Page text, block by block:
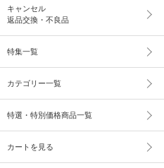
キャンセル
返品交換・不良品
特集一覧
カテゴリー一覧
特選・特別価格商品一覧
カートを見る